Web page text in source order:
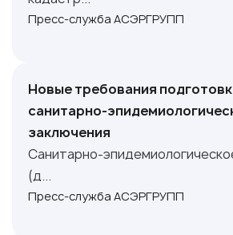
Пресс-служба АСЭРГРУПП
Новые требования
санитарно-
заключения
Санитарно-
(д...
Пресс-служба АСЭРГРУПП